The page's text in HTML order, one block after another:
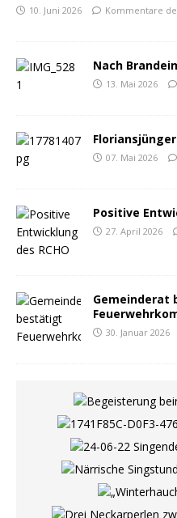
10. Juni 2026 Kommentare
Nach
13. Mai 2026
07. Mai 2026
Positive
27. April 2026
Gemeinderat
30. Januar 2026